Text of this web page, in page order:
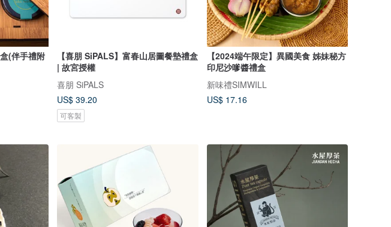
(伴手禮附
【喜朋 SiPALS】富春山居圖餐墊禮盒
| 故宮授權
喜朋 SiPALS
US$ 39.20
可客製
【2024端午限定】異國美食 姊妹秘方
印尼沙嗲醬禮盒
新味禮SIMWILL
US$ 17.16